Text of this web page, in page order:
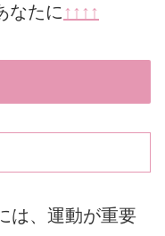
なたに↑↑↑↑
は、運動が重要